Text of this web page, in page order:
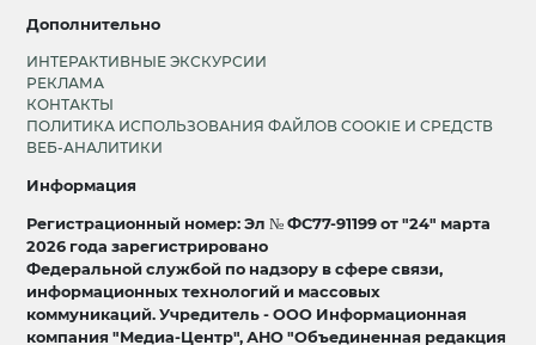
Дополнительно
ИНТЕРАКТИВНЫЕ ЭКСКУРСИИ
РЕКЛАМА
КОНТАКТЫ
ПОЛИТИКА ИСПОЛЬЗОВАНИЯ ФАЙЛОВ COOKIE И СРЕДСТВ
ВЕБ-АНАЛИТИКИ
Информация
Регистрационный номер: Эл № ФС77-91199 от "24" марта
2026 года зарегистрировано
Федеральной службой по надзору в сфере связи,
информационных технологий и массовых
коммуникаций. Учредитель - ООО Информационная
компания "Медиа-Центр", АНО "Объединенная редакция